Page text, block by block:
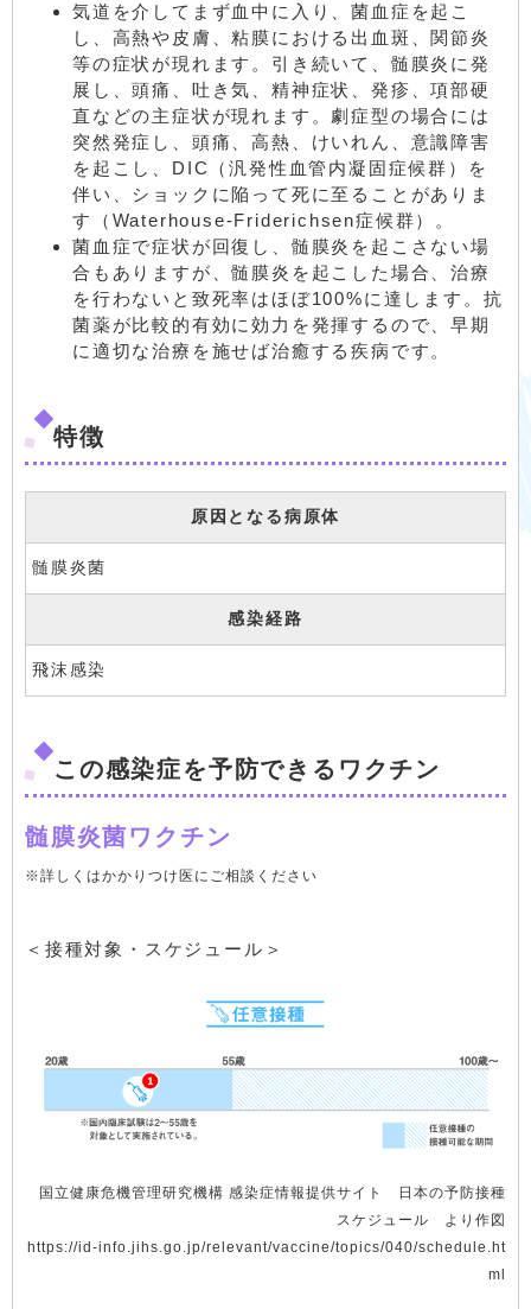
気道を介してまず血中に入り、菌血症を起こ
し、高熱や皮膚、粘膜における出血斑、関節炎
等の症状が現れます。引き続いて、髄膜炎に発
展し、頭痛、吐き気、精神症状、発疹、項部硬
直などの主症状が現れます。劇症型の場合には
突然発症し、頭痛、高熱、けいれん、意識障害
を起こし、DIC（汎発性血管内凝固症候群）を
伴い、ショックに陥って死に至ることがありま
す（Waterhouse-Friderichsen症候群）。
菌血症で症状が回復し、髄膜炎を起こさない場
合もありますが、髄膜炎を起こした場合、治療
を行わないと致死率はほぼ100%に達します。抗
菌薬が比較的有効に効力を発揮するので、早期
に適切な治療を施せば治癒する疾病です。
特徴
原因となる病原体
髄膜炎菌
感染経路
飛沫感染
この感染症を予防できるワクチン
髄膜炎菌ワクチン
※詳しくはかかりつけ医にご相談ください
＜接種対象・スケジュール＞
国立健康危機管理研究機構 感染症情報提供サイト 日本の予防接種
スケジュール より作図
https://id-info.jihs.go.jp/relevant/vaccine/topics/040/schedule.ht
ml